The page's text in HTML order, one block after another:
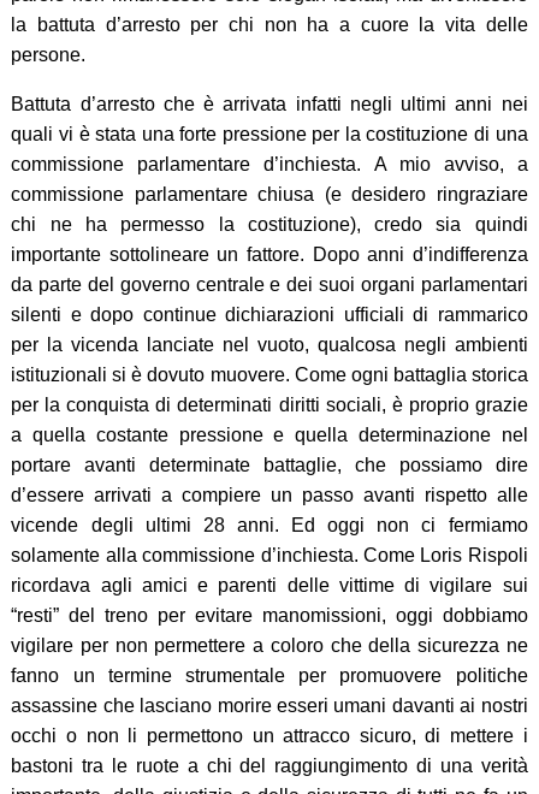
la battuta d’arresto per chi non ha a cuore la vita delle
persone.
Battuta d’arresto che è arrivata infatti negli ultimi anni nei
quali vi è stata una forte pressione per la costituzione di una
commissione parlamentare d’inchiesta. A mio avviso, a
commissione parlamentare chiusa (e desidero ringraziare
chi ne ha permesso la costituzione), credo sia quindi
importante sottolineare un fattore. Dopo anni d’indifferenza
da parte del governo centrale e dei suoi organi parlamentari
silenti e dopo continue dichiarazioni ufficiali di rammarico
per la vicenda lanciate nel vuoto, qualcosa negli ambienti
istituzionali si è dovuto muovere. Come ogni battaglia storica
per la conquista di determinati diritti sociali, è proprio grazie
a quella costante pressione e quella determinazione nel
portare avanti determinate battaglie, che possiamo dire
d’essere arrivati a compiere un passo avanti rispetto alle
vicende degli ultimi 28 anni. Ed oggi non ci fermiamo
solamente alla commissione d’inchiesta. Come Loris Rispoli
ricordava agli amici e parenti delle vittime di vigilare sui
“resti” del treno per evitare manomissioni, oggi dobbiamo
vigilare per non permettere a coloro che della sicurezza ne
fanno un termine strumentale per promuovere politiche
assassine che lasciano morire esseri umani davanti ai nostri
occhi o non li permettono un attracco sicuro, di mettere i
bastoni tra le ruote a chi del raggiungimento di una verità